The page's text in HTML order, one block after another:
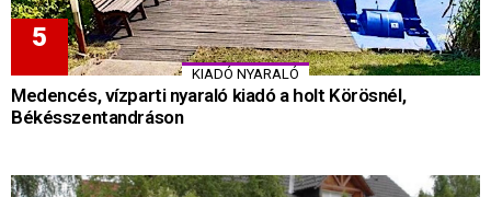
KIADÓ NYARALÓ
Medencés, vízparti nyaraló kiadó a holt Körösnél,
Békésszentandráson